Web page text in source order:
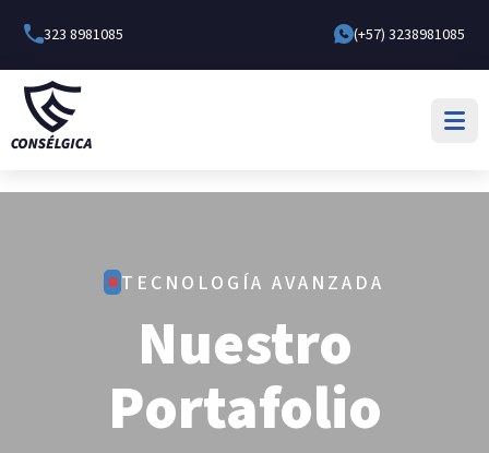
323 8981085 (+57) 3238981085
TECNOLOGÍA AVANZADA
Nuestro
Portafolio